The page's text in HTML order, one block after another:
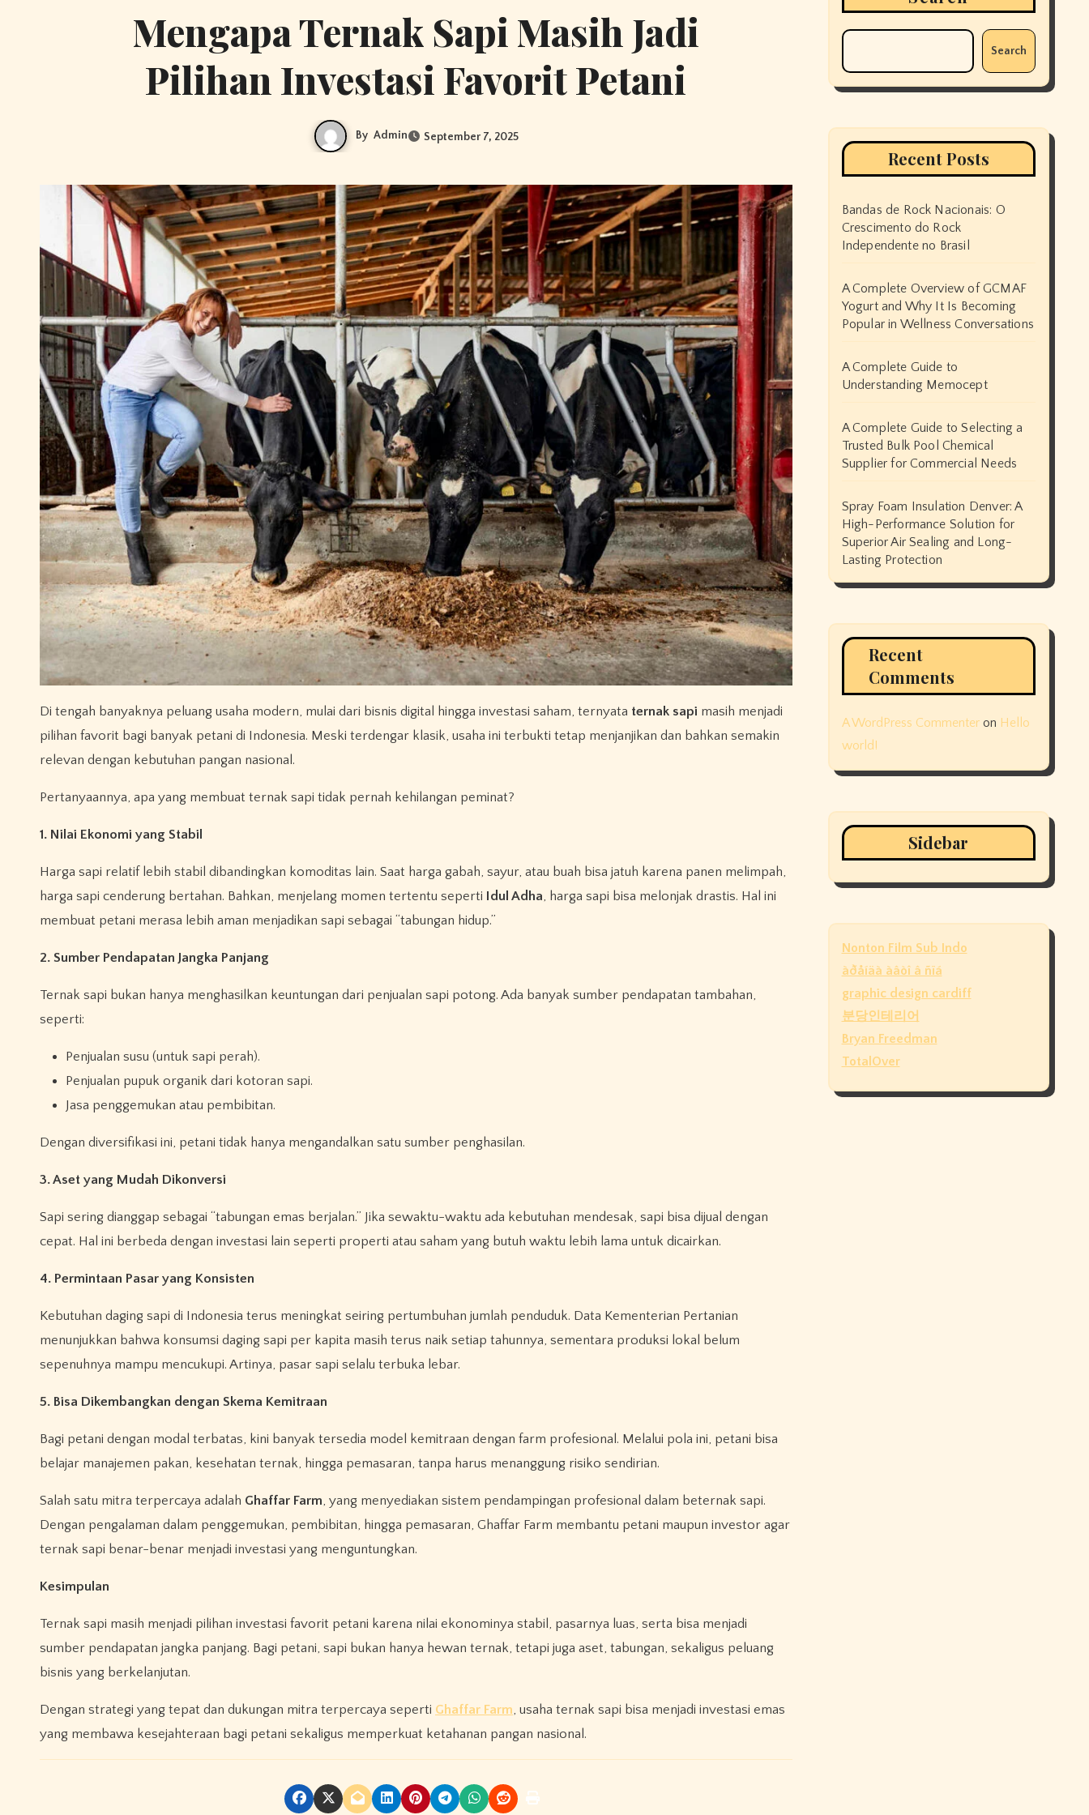
Mengapa Ternak Sapi Masih Jadi
Pilihan Investasi Favorit Petani
By Admin September 7, 2025
Di tengah banyaknya peluang usaha modern, mulai dari bisnis digital hingga investasi saham, ternyata ternak sapi masih menjadi
pilihan favorit bagi banyak petani di Indonesia. Meski terdengar klasik, usaha ini terbukti tetap menjanjikan dan bahkan semakin
relevan dengan kebutuhan pangan nasional.
Pertanyaannya, apa yang membuat ternak sapi tidak pernah kehilangan peminat?
1. Nilai Ekonomi yang Stabil
Harga sapi relatif lebih stabil dibandingkan komoditas lain. Saat harga gabah, sayur, atau buah bisa jatuh karena panen melimpah,
harga sapi cenderung bertahan. Bahkan, menjelang momen tertentu seperti
Idul Adha, harga sapi bisa melonjak drastis. Hal ini
membuat petani merasa lebih aman menjadikan sapi sebagai “tabungan hidup.”
2. Sumber Pendapatan Jangka Panjang
Ternak sapi bukan hanya menghasilkan keuntungan dari penjualan sapi potong. Ada banyak sumber pendapatan tambahan,
seperti:
Penjualan susu (untuk sapi perah).
Penjualan pupuk organik dari kotoran sapi.
Jasa penggemukan atau pembibitan.
Dengan diversifikasi ini, petani tidak hanya mengandalkan satu sumber penghasilan.
3. Aset yang Mudah Dikonversi
Sapi sering dianggap sebagai “tabungan emas berjalan.” Jika sewaktu-waktu ada kebutuhan mendesak, sapi bisa dijual dengan
cepat. Hal ini berbeda dengan investasi lain seperti properti atau saham yang butuh waktu lebih lama untuk dicairkan.
4. Permintaan Pasar yang Konsisten
Kebutuhan daging sapi di Indonesia terus meningkat seiring pertumbuhan jumlah penduduk. Data Kementerian Pertanian
menunjukkan bahwa konsumsi daging sapi per kapita masih terus naik setiap tahunnya, sementara produksi lokal belum
sepenuhnya mampu mencukupi. Artinya, pasar sapi selalu terbuka lebar.
5. Bisa Dikembangkan dengan Skema Kemitraan
Bagi petani dengan modal terbatas, kini banyak tersedia model kemitraan dengan farm profesional. Melalui pola ini, petani bisa
belajar manajemen pakan, kesehatan ternak, hingga pemasaran, tanpa harus menanggung risiko sendirian.
Salah satu mitra terpercaya adalah Ghaffar Farm, yang menyediakan sistem pendampingan profesional dalam beternak sapi.
Dengan pengalaman dalam penggemukan, pembibitan, hingga pemasaran, Ghaffar Farm membantu petani maupun investor agar
ternak sapi benar-benar menjadi investasi yang menguntungkan.
Kesimpulan
Ternak sapi masih menjadi pilihan investasi favorit petani karena nilai ekonominya stabil, pasarnya luas, serta bisa menjadi
sumber pendapatan jangka panjang. Bagi petani, sapi bukan hanya hewan ternak, tetapi juga aset, tabungan, sekaligus peluang
bisnis yang berkelanjutan.
Dengan strategi yang tepat dan dukungan mitra terpercaya seperti Ghaffar Farm, usaha ternak sapi bisa menjadi investasi emas
yang membawa kesejahteraan bagi petani sekaligus memperkuat ketahanan pangan nasional.
Search
Recent Posts
Bandas de Rock Nacionais: O
Crescimento do Rock
Independente no Brasil
A Complete Overview of GCMAF
Yogurt and Why It Is Becoming
Popular in Wellness Conversations
A Complete Guide to
Understanding Memocept
A Complete Guide to Selecting a
Trusted Bulk Pool Chemical
Supplier for Commercial Needs
Spray Foam Insulation Denver: A
High-Performance Solution for
Superior Air Sealing and Long-
Lasting Protection
Recent
Comments
A WordPress Commenteron Hello
world!
Sidebar
Nonton Film Sub Indo
àðåíäà àâòî â ñïá
graphic design cardiff
분당인테리어
Bryan Freedman
TotalOver